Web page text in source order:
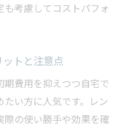
考慮してコストパフォ
トと注意点
費用を抑えつつ自宅で
い方に人気です。レン
際の使い勝手や効果を確